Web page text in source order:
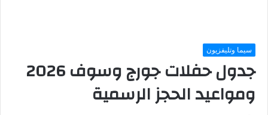
سيما وتليفزيون
جدول حفلات جورج وسوف 2026
ومواعيد الحجز الرسمية